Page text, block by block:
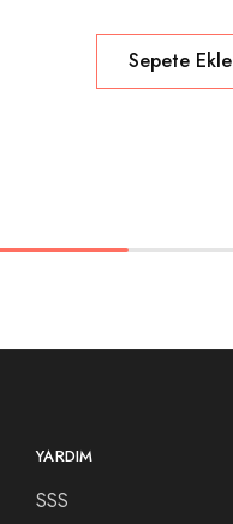
Sepete Ekle
YARDIM
SSS